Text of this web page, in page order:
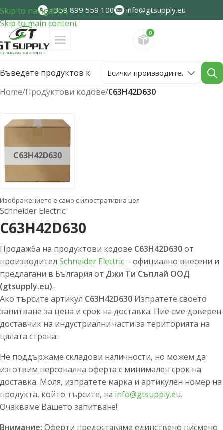
Skip to navigation
Skip to main content
+359 899 559 100 info@gtsupply.eu
0
Home/Продуктови кодове/C63H42D630
C63H42D630
Изображението е само с илюстративна цел
Schneider Electric
C63H42D630
Продажба на продуктови кодове C63H42D630от
производител Schneider Electric – официално внесени и
предлагани в България от Джи Ти Съплай ООД
(gtsupply.eu).
Ако търсите артикул C63H42D630 Изпратете своето
запитване за цена и срок на доставка. Ние сме доверен
доставчик на индустриални части за територията на
цялата страна.
Не поддържаме складови наличности, но можем да
изготвим персонална оферта с минимален срок на
доставка. Моля, изпратете марка и артикулен номер на
продукта, който търсите, на info@gtsupply.eu.
Очакваме Вашето запитване!
Внимание: Оферти предоставяме единствено писмено